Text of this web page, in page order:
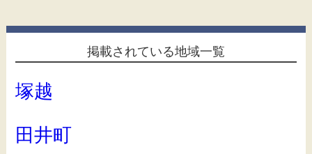
掲載されている地域一覧
塚越
田井町